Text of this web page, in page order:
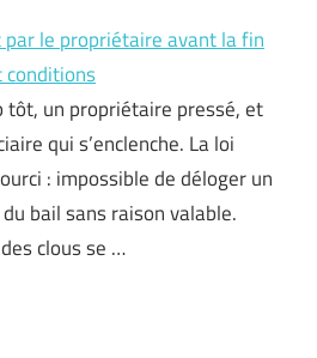
le propriétaire avant la fin
conditions
tôt, un propriétaire pressé, et
qui s’enclenche. La loi
: impossible de déloger un
bail sans raison valable.
clous se …